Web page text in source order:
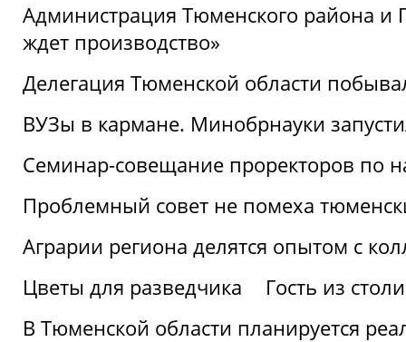
Администрация Тюменского района и
ждет производство»
Делегация Тюменской области
ВУЗы в кармане. Минобрнауки
Семинар-совещание проректоров по
Проблемный совет не помеха
Аграрии региона делятся опытом с
Цветы для разведчика
Гость из
В Тюменской области планируется